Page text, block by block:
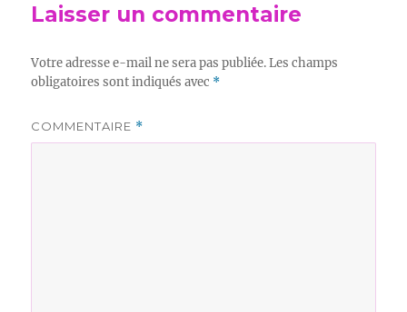
Laisser un commentaire
Votre adresse e-mail ne sera pas publiée. Les champs
obligatoires sont indiqués avec *
COMMENTAIRE *